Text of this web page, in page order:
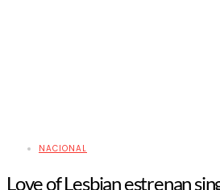
NACIONAL
Love of Lesbian estrenan